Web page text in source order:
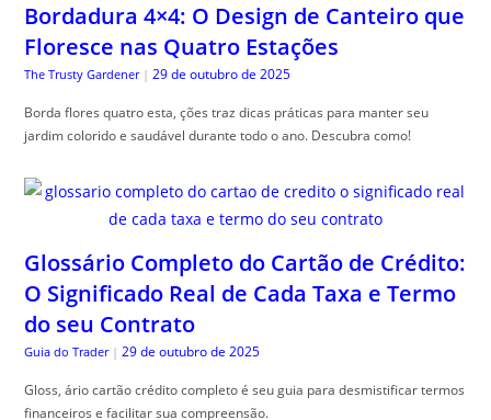
Bordadura 4×4: O Design de Canteiro que
Floresce nas Quatro Estações
The Trusty Gardener | 29 de outubro de 2025
Borda flores quatro esta, ções traz dicas práticas para manter seu
jardim colorido e saudável durante todo o ano. Descubra como!
Glossário Completo do Cartão de Crédito:
O Significado Real de Cada Taxa e Termo
do seu Contrato
Guia do Trader | 29 de outubro de 2025
Gloss, ário cartão crédito completo é seu guia para desmistificar termos
financeiros e facilitar sua compreensão.